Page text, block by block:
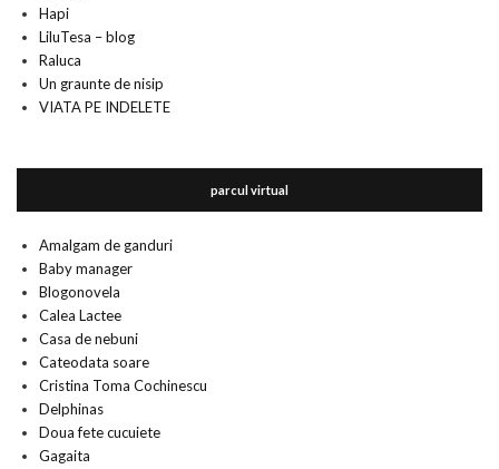
Hapi
LiluTesa – blog
Raluca
Un graunte de nisip
VIATA PE INDELETE
parcul virtual
Amalgam de ganduri
Baby manager
Blogonovela
Calea Lactee
Casa de nebuni
Cateodata soare
Cristina Toma Cochinescu
Delphinas
Doua fete cucuiete
Gagaita